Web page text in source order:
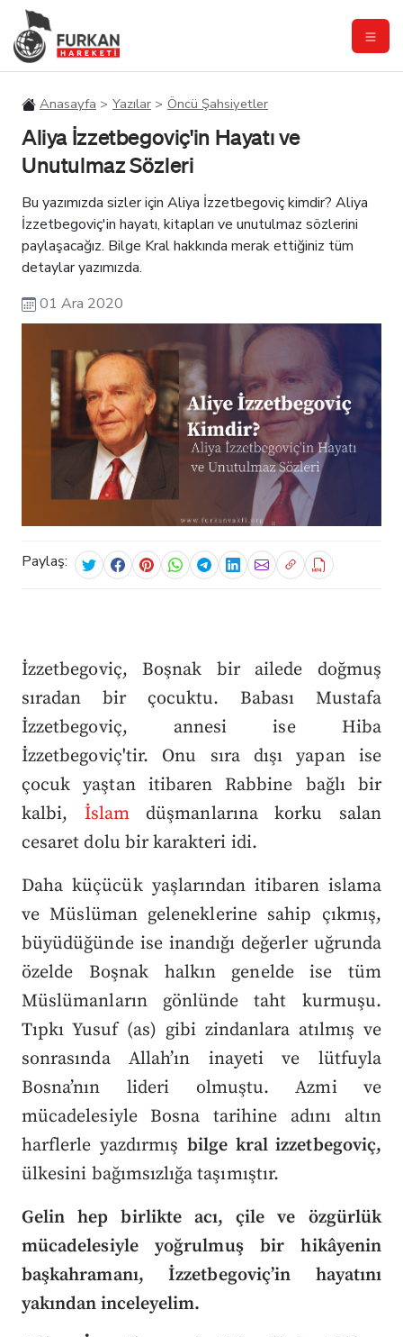
Anasayfa Yazılar Öncü Şahsiyetler
Aliya İzzetbegoviç'in Hayatı ve
Unutulmaz Sözleri
Bu yazımızda sizler için Aliya İzzetbegoviç kimdir? Aliya
İzzetbegoviç'in hayatı, kitapları ve unutulmaz sözlerini
paylaşacağız. Bilge Kral hakkında merak ettiğiniz tüm
detaylar yazımızda.
01 Ara 2020
Paylaş:
İzzetbegoviç, Boşnak bir ailede doğmuş
sıradan bir çocuktu. Babası Mustafa
İzzetbegoviç, annesi ise Hiba
İzzetbegoviç'tir. Onu sıra dışı yapan ise
çocuk yaştan itibaren Rabbine bağlı bir
kalbi, İslamdüşmanlarına korku salan
cesaret dolu bir karakteri idi.
Daha küçücük yaşlarından itibaren islama
ve Müslüman geleneklerine sahip çıkmış,
büyüdüğünde ise inandığı değerler uğrunda
özelde Boşnak halkın genelde ise tüm
Müslümanların gönlünde taht kurmuşu.
Tıpkı Yusuf (as) gibi zindanlara atılmış ve
sonrasında Allah’ın inayeti ve lütfuyla
Bosna’nın lideri olmuştu. Azmi ve
mücadelesiyle Bosna tarihine adını altın
harflerle yazdırmış bilge kral izzetbegoviç,
ülkesini bağımsızlığa taşımıştır.
Gelin hep birlikte acı, çile ve özgürlük
mücadelesiyle yoğrulmuş bir hikâyenin
başkahramanı, İzzetbegoviç’in hayatını
yakından inceleyelim.